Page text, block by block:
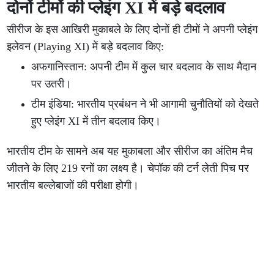
दोनों टीमों की प्लेइंग XI में बड़े बदलाव
सीरीज के इस आखिरी मुकाबले के लिए दोनों ही टीमों ने अपनी प्लेइंग
इलेवन (Playing XI) में बड़े बदलाव किए:
अफगानिस्तान: अपनी टीम में कुल चार बदलाव के साथ मैदान
पर उतरी।
टीम इंडिया: भारतीय प्रबंधन ने भी आगामी चुनौतियों को देखते
हुए प्लेइंग XI में तीन बदलाव किए।
भारतीय टीम के सामने अब यह मुकाबला और सीरीज का अंतिम मैच
जीतने के लिए 219 रनों का लक्ष्य है। चेपॉक की टर्न लेती पिच पर
भारतीय बल्लेबाजों की परीक्षा होगी।